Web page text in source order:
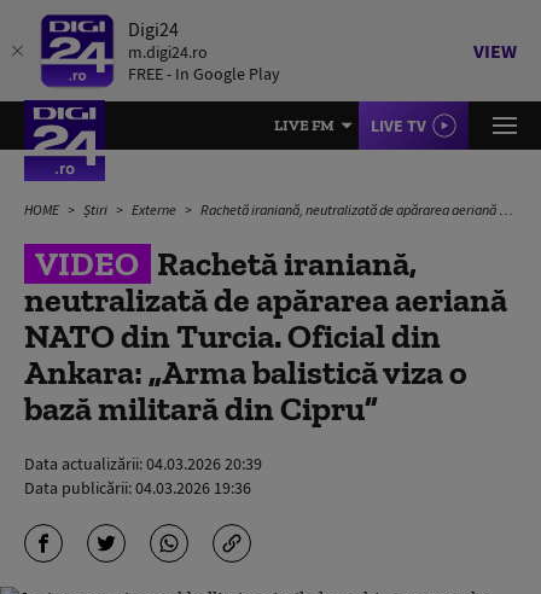
Digi24
m.digi24.ro
FREE - In Google Play
VIEW
LIVE FM LIVE TV
HOME Știri Externe Rachetă iraniană, neutralizată de apărarea aeriană NATO din Turcia. Oficial din Ankara: „Arma balistică viza o bază militară din Cipru”
VIDEO Rachetă iraniană,
neutralizată de apărarea aeriană
NATO din Turcia. Oficial din
Ankara: „Arma balistică viza o
bază militară din Cipru”
Data actualizării:04.03.2026 20:39
Data publicării:04.03.2026 19:36